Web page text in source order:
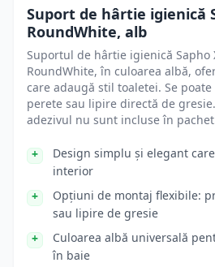
Suport de hârtie igienică
RoundWhite, alb
Suportul de hârtie igienică Sapho
RoundWhite, în culoarea albă,
care adaugă stil toaletei. Se
perete sau lipire directă de
adezivul nu sunt incluse în
Design simplu și elegant
interior
Opțiuni de montaj flexibile:
sau lipire de gresie
Culoarea albă universală
în baie